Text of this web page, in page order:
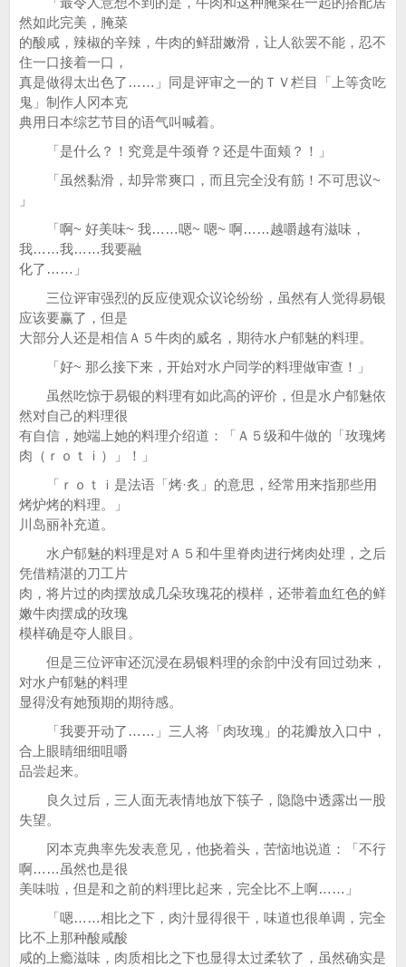
然如此完美，腌菜
的酸咸，辣椒的辛辣，牛肉的鲜甜嫩滑，让人欲罢不能，忍不
住一口接着一口，
真是做得太出色了……」同是评审之一的ＴＶ栏目「上等贪吃
鬼」制作人冈本克
典用日本综艺节目的语气叫喊着。
「是什么？！究竟是牛颈脊？还是牛面颊？！」
「虽然黏滑，却异常爽口，而且完全没有筋！不可思议~
」
「啊~ 好美味~ 我……嗯~ 嗯~ 啊……越嚼越有滋味，
我……我……我要融
化了……」
三位评审强烈的反应使观众议论纷纷，虽然有人觉得易银
应该要赢了，但是
大部分人还是相信Ａ５牛肉的威名，期待水户郁魅的料理。
「好~ 那么接下来，开始对水户同学的料理做审查！」
虽然吃惊于易银的料理有如此高的评价，但是水户郁魅依
然对自己的料理很
有自信，她端上她的料理介绍道：「Ａ５级和牛做的「玫瑰烤
肉（ｒｏｔｉ）」！」
「ｒｏｔｉ是法语「烤·炙」的意思，经常用来指那些用
烤炉烤的料理。」
川岛丽补充道。
水户郁魅的料理是对Ａ５和牛里脊肉进行烤肉处理，之后
凭借精湛的刀工片
肉，将片过的肉摆放成几朵玫瑰花的模样，还带着血红色的鲜
嫩牛肉摆成的玫瑰
模样确是夺人眼目。
但是三位评审还沉浸在易银料理的余韵中没有回过劲来，
对水户郁魅的料理
显得没有她预期的期待感。
「我要开动了……」三人将「肉玫瑰」的花瓣放入口中，
合上眼睛细细咀嚼
品尝起来。
良久过后，三人面无表情地放下筷子，隐隐中透露出一股
失望。
冈本克典率先发表意见，他挠着头，苦恼地说道：「不行
啊……虽然也是很
美味啦，但是和之前的料理比起来，完全比不上啊……」
「嗯……相比之下，肉汁显得很干，味道也很单调，完全
比不上那种酸咸酸
咸的上瘾滋味，肉质相比之下也显得太过柔软了，虽然确实是